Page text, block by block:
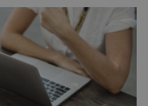
hantaviru na
i pro odborníky.
zažehnáno.
Hantavirus […]